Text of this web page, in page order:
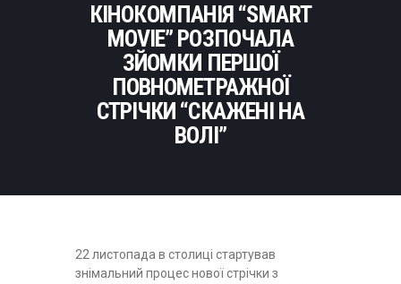
КІНОКОМПАНІЯ “SMART
MOVIE” РОЗПОЧАЛА
ЗЙОМКИ ПЕРШОЇ
ПОВНОМЕТРАЖНОЇ
СТРІЧКИ “СКАЖЕНІ НА
ВОЛІ”
ДИСТРИБУЦІЯ
КОНТАКТИ
КАСТИНГ
22 листопада в столиці стартував
знімальний процес нової стрічки з